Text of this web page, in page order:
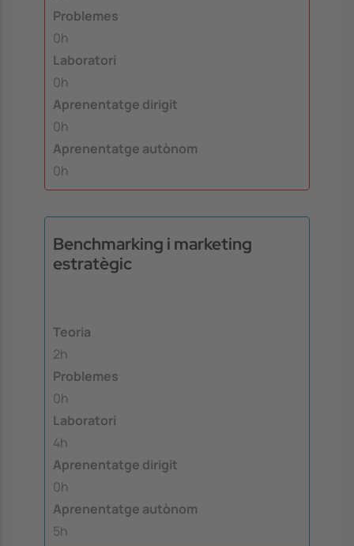
Problemes
0h
Laboratori
0h
Aprenentatge dirigit
0h
Aprenentatge autònom
0h
Benchmarking i marketing
estratègic
Teoria
2h
Problemes
0h
Laboratori
4h
Aprenentatge dirigit
0h
Aprenentatge autònom
5h